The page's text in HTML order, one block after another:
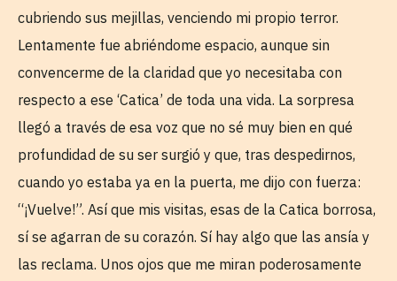
cubriendo sus mejillas, venciendo mi propio terror.
Lentamente fue abriéndome espacio, aunque sin
convencerme de la claridad que yo necesitaba con
respecto a ese ‘Catica’ de toda una vida. La sorpresa
llegó a través de esa voz que no sé muy bien en qué
profundidad de su ser surgió y que, tras despedirnos,
cuando yo estaba ya en la puerta, me dijo con fuerza:
“¡Vuelve!”. Así que mis visitas, esas de la Catica borrosa,
sí se agarran de su corazón. Sí hay algo que las ansía y
las reclama. Unos ojos que me miran poderosamente